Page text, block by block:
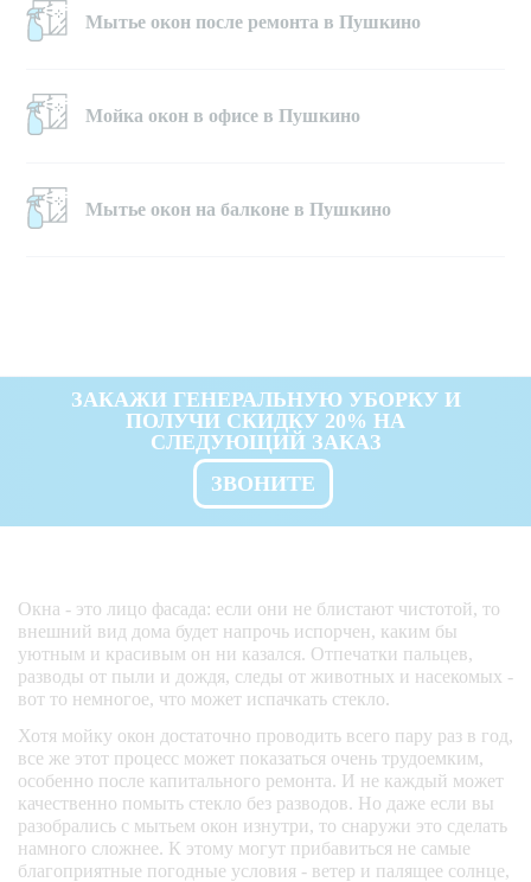
Мытье окон после ремонта в Пушкино
Мойка окон в офисе в Пушкино
Мытье окон на балконе в Пушкино
ЗАКАЖИ ГЕНЕРАЛЬНУЮ УБОРКУ И
ПОЛУЧИ СКИДКУ 20% НА
СЛЕДУЮЩИЙ ЗАКАЗ
ЗВОНИТЕ
Окна - это лицо фасада: если они не блистают чистотой, то
внешний вид дома будет напрочь испорчен, каким бы
уютным и красивым он ни казался. Отпечатки пальцев,
разводы от пыли и дождя, следы от животных и насекомых -
вот то немногое, что может испачкать стекло.
Хотя мойку окон достаточно проводить всего пару раз в год,
все же этот процесс может показаться очень трудоемким,
особенно после капитального ремонта. И не каждый может
качественно помыть стекло без разводов. Но даже если вы
разобрались с мытьем окон изнутри, то снаружи это сделать
намного сложнее. К этому могут прибавиться не самые
благоприятные погодные условия - ветер и палящее солнце,